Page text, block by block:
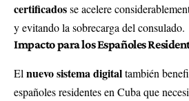
certificadosse acelere
y evitando la sobrecarga del consulado.
Impacto para los Españoles
Elnuevo sistema digitaltambién
españoles residentes en Cuba que